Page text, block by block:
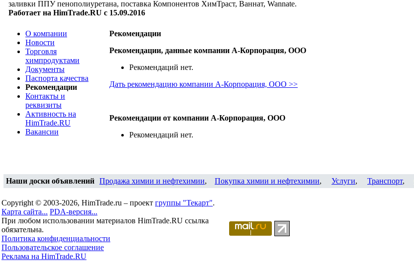
заливки ППУ пенополиуретана, поставка Компонентов ХимТраст, Ваннат, Wannate.
Работает на HimTrade.RU с 15.09.2016
О компании
Новости
Торговля
химпродуктами
Документы
Паспорта качества
Рекомендации
Контакты и
реквизиты
Активность на
HimTrade.RU
Вакансии
Рекомендации
Рекомендации, данные компании А-Корпорация, ООО
Рекомендаций нет.
Дать рекомендацию компании А-Корпорация, ООО >>
Рекомендации от компании А-Корпорация, ООО
Рекомендаций нет.
Наши доски объявлений Продажа химии и нефтехимии, Покупка химии и нефтехимии, Услуги, Транспорт,
Copyright © 2003-2026, HimTrade.ru – проект группы "Текарт".
Карта сайта... PDA-версия...
При любом использовании материалов HimTrade.RU ссылка
обязательна.
Политика конфиденциальности
Пользовательское соглашение
Реклама на HimTrade.RU